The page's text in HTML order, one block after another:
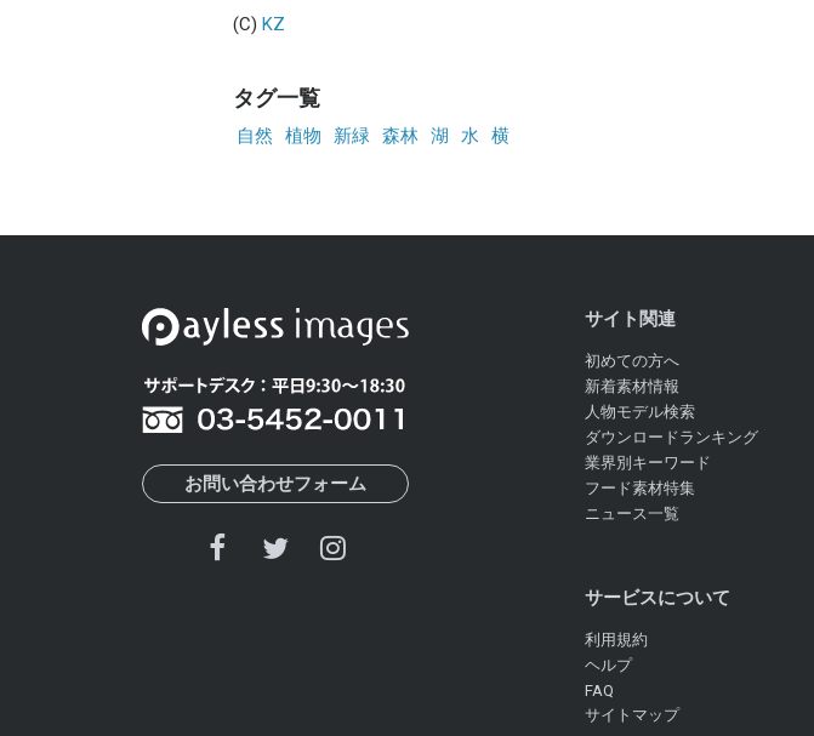
(C) KZ
タグ一覧
自然 植物 新緑 森林 湖 水 横
お問い合わせフォーム
サイト関連
初めての方へ
新着素材情報
人物モデル検索
ダウンロードランキング
業界別キーワード
フード素材特集
ニュース一覧
サービスについて
利用規約
ヘルプ
FAQ
サイトマップ